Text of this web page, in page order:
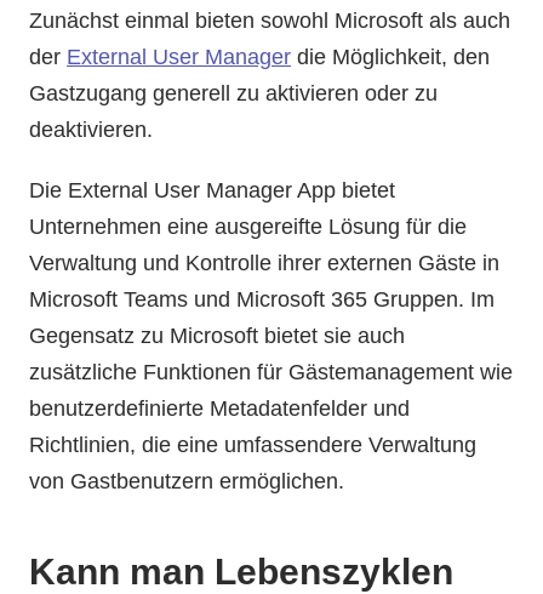
Zunächst einmal bieten sowohl Microsoft als auch
der External User Manager die Möglichkeit, den
Gastzugang generell zu aktivieren oder zu
deaktivieren.
Die External User Manager App bietet
Unternehmen eine ausgereifte Lösung für die
Verwaltung und Kontrolle ihrer externen Gäste in
Microsoft Teams und Microsoft 365 Gruppen. Im
Gegensatz zu Microsoft bietet sie auch
zusätzliche Funktionen für Gästemanagement wie
benutzerdefinierte Metadatenfelder und
Richtlinien, die eine umfassendere Verwaltung
von Gastbenutzern ermöglichen.
Kann man Lebenszyklen